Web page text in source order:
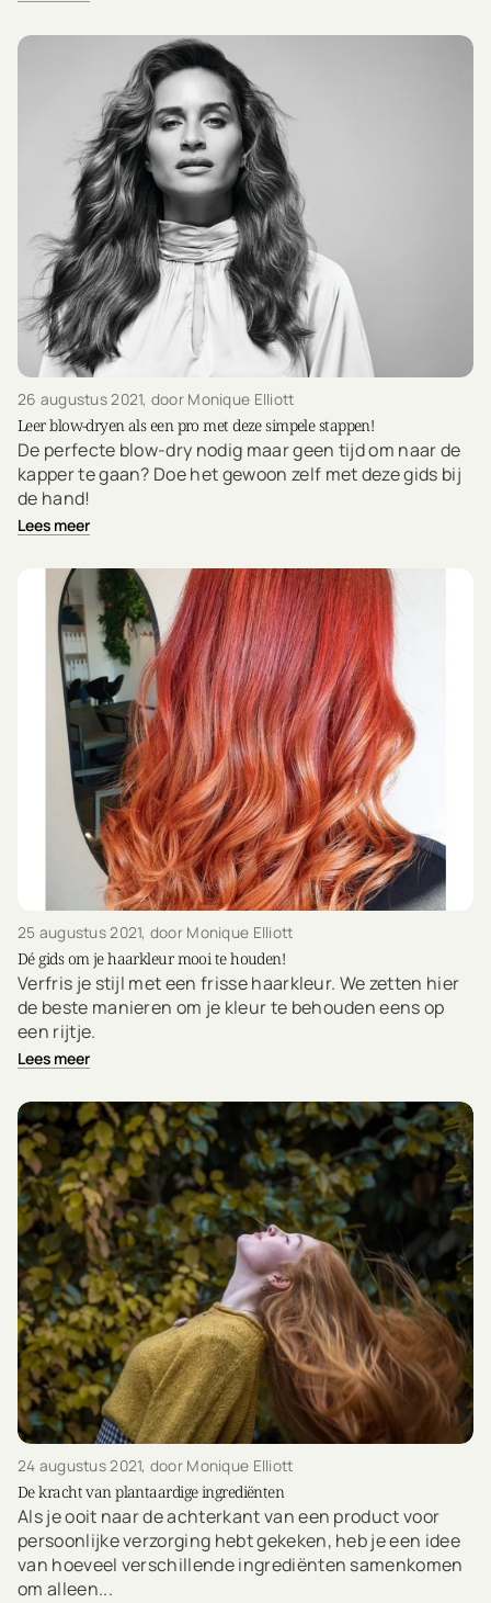
26 augustus 2021, door Monique Elliott
Leer blow-dryen als een pro met deze simpele stappen!
De perfecte blow-dry nodig maar geen tijd om naar de
kapper te gaan? Doe het gewoon zelf met deze gids bij
de hand!
Lees meer
25 augustus 2021, door Monique Elliott
Dé gids om je haarkleur mooi te houden!
Verfris je stijl met een frisse haarkleur. We zetten hier
de beste manieren om je kleur te behouden eens op
een rijtje.
Lees meer
24 augustus 2021, door Monique Elliott
De kracht van plantaardige ingrediënten
Als je ooit naar de achterkant van een product voor
persoonlijke verzorging hebt gekeken, heb je een idee
van hoeveel verschillende ingrediënten samenkomen
om alleen...